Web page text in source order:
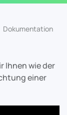
Dokumentation
Ihnen wie der
einer